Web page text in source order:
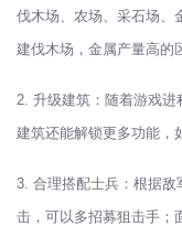
伐木场、农场、采石场、
建伐木场，金属产量高的
2. 升级建筑：随着游戏
建筑还能解锁更多功能，
3. 合理搭配士兵：根据
击，可以多招募狙击手；